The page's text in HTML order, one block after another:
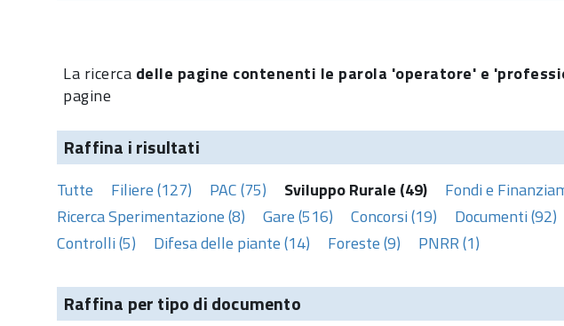
La ricerca delle pagine contenenti le parola 'operatore' e
pagine
Raffina i risultati
Tutte Filiere (127) PAC (75) Sviluppo Rurale (49) Fondi e
Ricerca Sperimentazione (8)
Gare (516) Concorsi (19) Documenti (92)
Controlli (5)
Difesa delle piante (14) Foreste (9) PNRR (1)
Raffina per tipo di documento